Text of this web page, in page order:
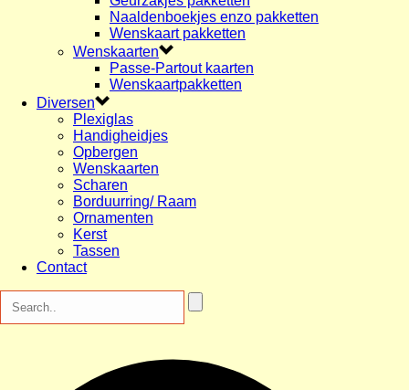
Naaldenboekjes enzo pakketten
Wenskaart pakketten
Wenskaarten
Passe-Partout kaarten
Wenskaartpakketten
Diversen
Plexiglas
Handigheidjes
Opbergen
Wenskaarten
Scharen
Borduurring/ Raam
Ornamenten
Kerst
Tassen
Contact